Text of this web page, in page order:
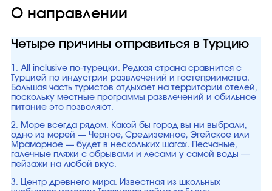
О направлении
Четыре причины отправиться в Турцию
1. All inclusive по-турецки. Редкая страна сравнится с
Турцией по индустрии развлечений и гостеприимства.
Большая часть туристов отдыхает на территории отелей,
поскольку местные программы развлечений и обильное
питание это позволяют.
2. Море всегда рядом. Какой бы город вы ни выбрали,
одно из морей — Черное, Средиземное, Эгейское или
Мраморное — будет в нескольких шагах. Песчаные,
галечные пляжи с обрывами и лесами у самой воды —
пейзажи на любой вкус.
3. Центр древнего мира. Известная из школьных